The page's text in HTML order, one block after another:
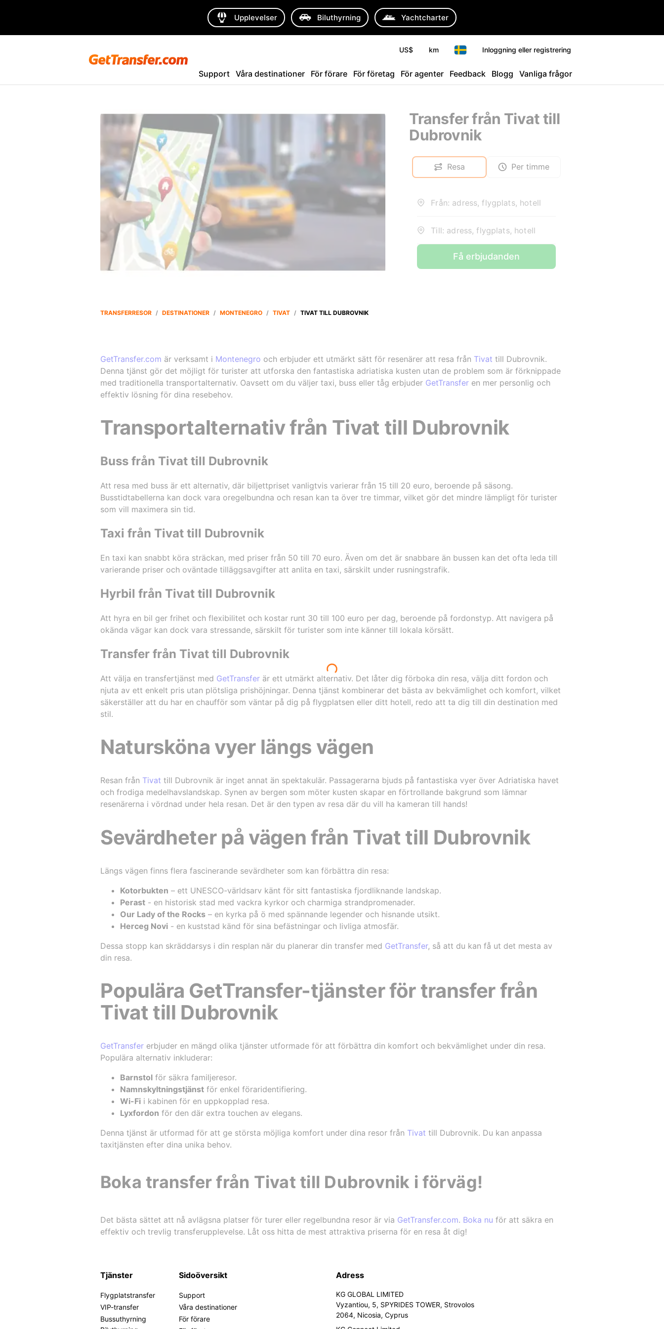
Upplevelser Biluthyrning Yachtcharter
US$ km Inloggning eller registrering
Support Våra destinationer För förare För företag För agenter Feedback Blogg Vanliga frågor
Transfer från Tivat till
Dubrovnik
Resa Per timme
Från: adress, flygplats, hotell
Till: adress, flygplats, hotell
Få erbjudanden
TRANSFERRESOR / DESTINATIONER / MONTENEGRO / TIVAT / TIVAT TILL DUBROVNIK
GetTransfer.com är verksamt i Montenegro och erbjuder ett utmärkt sätt för resenärer att resa från Tivat till Dubrovnik.
Denna tjänst gör det möjligt för turister att utforska den fantastiska adriatiska kusten utan de problem som är förknippade
med traditionella transportalternativ. Oavsett om du väljer taxi, buss eller tåg erbjuder GetTransfer en mer personlig och
effektiv lösning för dina resebehov.
Transportalternativ från Tivat till Dubrovnik
Buss från Tivat till Dubrovnik
Att resa med buss är ett alternativ, där biljettpriset vanligtvis varierar från 15 till 20 euro, beroende på säsong.
Busstidtabellerna kan dock vara oregelbundna och resan kan ta över tre timmar, vilket gör det mindre lämpligt för turister
som vill maximera sin tid.
Taxi från Tivat till Dubrovnik
En taxi kan snabbt köra sträckan, med priser från 50 till 70 euro. Även om det är snabbare än bussen kan det ofta leda till
varierande priser och oväntade tilläggsavgifter att anlita en taxi, särskilt under rusningstrafik.
Hyrbil från Tivat till Dubrovnik
Att hyra en bil ger frihet och flexibilitet och kostar runt 30 till 100 euro per dag, beroende på fordonstyp. Att navigera på
okända vägar kan dock vara stressande, särskilt för turister som inte känner till lokala körsätt.
Transfer från Tivat till Dubrovnik
Att välja en transfertjänst med GetTransfer är ett utmärkt alternativ. Det låter dig förboka din resa, välja ditt fordon och
njuta av ett enkelt pris utan plötsliga prishöjningar. Denna tjänst kombinerar det bästa av bekvämlighet och komfort, vilket
säkerställer att du har en chaufför som väntar på dig på flygplatsen eller ditt hotell, redo att ta dig till din destination med
stil.
Natursköna vyer längs vägen
Resan från Tivat till Dubrovnik är inget annat än spektakulär. Passagerarna bjuds på fantastiska vyer över Adriatiska havet
och frodiga medelhavslandskap. Synen av bergen som möter kusten skapar en förtrollande bakgrund som lämnar
resenärerna i vördnad under hela resan. Det är den typen av resa där du vill ha kameran till hands!
Sevärdheter på vägen från Tivat till Dubrovnik
Längs vägen finns flera fascinerande sevärdheter som kan förbättra din resa:
Kotorbukten – ett UNESCO-världsarv känt för sitt fantastiska fjordliknande landskap.
Perast - en historisk stad med vackra kyrkor och charmiga strandpromenader.
Our Lady of the Rocks – en kyrka på ö med spännande legender och hisnande utsikt.
Herceg Novi - en kuststad känd för sina befästningar och livliga atmosfär.
Dessa stopp kan skräddarsys i din resplan när du planerar din transfer med GetTransfer, så att du kan få ut det mesta av
din resa.
Populära GetTransfer-tjänster för transfer från
Tivat till Dubrovnik
GetTransfer erbjuder en mängd olika tjänster utformade för att förbättra din komfort och bekvämlighet under din resa.
Populära alternativ inkluderar:
Barnstol för säkra familjeresor.
Namnskyltningstjänst för enkel föraridentifiering.
Wi-Fi i kabinen för en uppkopplad resa.
Lyxfordon för den där extra touchen av elegans.
Denna tjänst är utformad för att ge största möjliga komfort under dina resor från Tivat till Dubrovnik. Du kan anpassa
taxitjänsten efter dina unika behov.
Boka transfer från Tivat till Dubrovnik i förväg!
Det bästa sättet att nå avlägsna platser för turer eller regelbundna resor är via GetTransfer.com. Boka nu för att säkra en
effektiv och trevlig transferupplevelse. Låt oss hitta de mest attraktiva priserna för en resa åt dig!
Tjänster
Flygplatstransfer
VIP-transfer
Bussuthyrning
Sidoöversikt
Support
Våra destinationer
För förare
Adress
KG GLOBAL LIMITED
Vyzantiou, 5, SPYRIDES TOWER, Strovolos
2064, Nicosia, Cyprus